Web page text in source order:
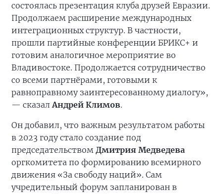
состоялась презентация клуба друзей Евразии.
Продолжаем расширение международных
интеграционных структур. В частности,
прошли партийные конференции БРИКС+ и
готовим аналогичное мероприятие во
Владивостоке. Продолжается сотрудничество
со всеми партнёрами, готовыми к
равноправному заинтересованному диалогу»,
— сказалАндрей Климов.
Он добавил, что важным результатом работы
в 2023 году стало создание под
председательством Дмитрия Медведева
оргкомитета по формированию всемирного
движения «За свободу наций». Сам
учредительный форум запланирован в